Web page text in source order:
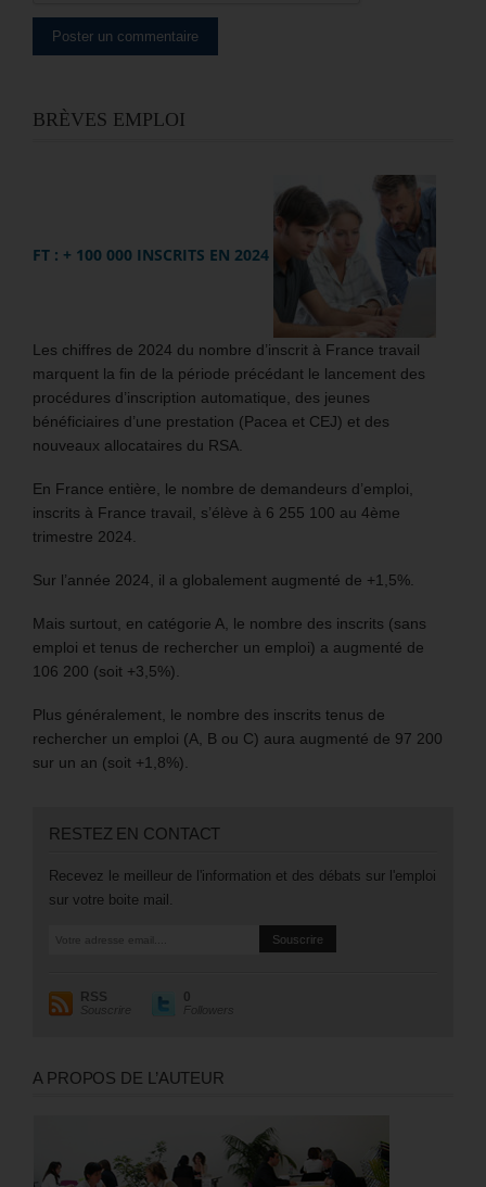
BRÈVES EMPLOI
FT : + 100 000 INSCRITS EN 2024
Les chiffres de 2024 du nombre d’inscrit à France travail
marquent la fin de la période précédant le lancement des
procédures d’inscription automatique, des jeunes
bénéficiaires d’une prestation (Pacea et CEJ) et des
nouveaux allocataires du RSA.
En France entière, le nombre de demandeurs d’emploi,
inscrits à France travail, s’élève à 6 255 100 au 4ème
trimestre 2024.
Sur l’année 2024, il a globalement augmenté de +1,5%.
Mais surtout, en catégorie A, le nombre des inscrits (sans
emploi et tenus de rechercher un emploi) a augmenté de
106 200 (soit +3,5%).
Plus généralement, le nombre des inscrits tenus de
rechercher un emploi (A, B ou C) aura augmenté de 97 200
sur un an (soit +1,8%).
RESTEZ EN CONTACT
Recevez le meilleur de l'information et des débats sur l'emploi
sur votre boite mail.
RSS
Souscrire
0
Followers
A PROPOS DE L’AUTEUR